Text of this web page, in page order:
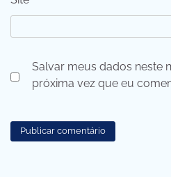
Salvar meus dados neste
próxima vez que eu